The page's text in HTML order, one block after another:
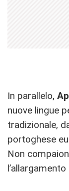
In parallelo,
nuove lingue
tradizionale,
portoghese
Non